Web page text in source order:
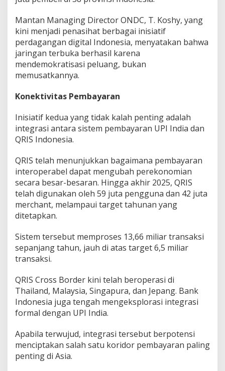
Mantan Managing Director ONDC, T. Koshy, yang
kini menjadi penasihat berbagai inisiatif
perdagangan digital Indonesia, menyatakan bahwa
jaringan terbuka berhasil karena
mendemokratisasi peluang, bukan
memusatkannya.
Konektivitas Pembayaran
Inisiatif kedua yang tidak kalah penting adalah
integrasi antara sistem pembayaran UPI India dan
QRIS Indonesia.
QRIS telah menunjukkan bagaimana pembayaran
interoperabel dapat mengubah perekonomian
secara besar-besaran. Hingga akhir 2025, QRIS
telah digunakan oleh 59 juta pengguna dan 42 juta
merchant, melampaui target tahunan yang
ditetapkan.
Sistem tersebut memproses 13,66 miliar transaksi
sepanjang tahun, jauh di atas target 6,5 miliar
transaksi.
QRIS Cross Border kini telah beroperasi di
Thailand, Malaysia, Singapura, dan Jepang. Bank
Indonesia juga tengah mengeksplorasi integrasi
formal dengan UPI India.
Apabila terwujud, integrasi tersebut berpotensi
menciptakan salah satu koridor pembayaran paling
penting di Asia.